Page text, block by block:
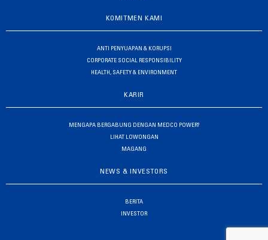
KOMITMEN KAMI
ANTI PENYUAPAN & KORUPSI
CORPORATE SOCIAL RESPONSIBILITY
HEALTH, SAFETY & ENVIRONMENT
KARIR
MENGAPA BERGABUNG DENGAN MEDCO POWER?
LIHAT LOWONGAN
MAGANG
NEWS & INVESTORS
BERITA
INVESTOR